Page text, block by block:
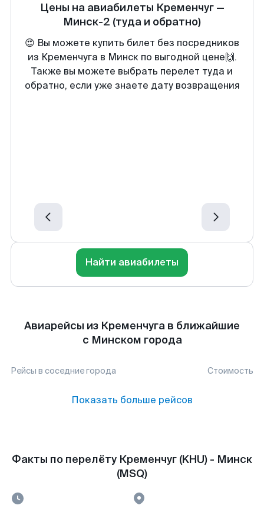
Цены на авиабилеты Кременчуг—
Минск-2 (туда и обратно)
😍 Вы можете купить билет без посредников
из Кременчуга в Минск по выгодной цене🙌.
Также вы можете выбрать перелет туда и
обратно, если уже знаете дату возвращения
Найти авиабилеты
Авиарейсы из Кременчуга в ближайшие
с Минском города
Рейсы в соседние города Стоимость
Показать больше рейсов
Факты по перелёту Кременчуг (KHU) - Минск
(MSQ)